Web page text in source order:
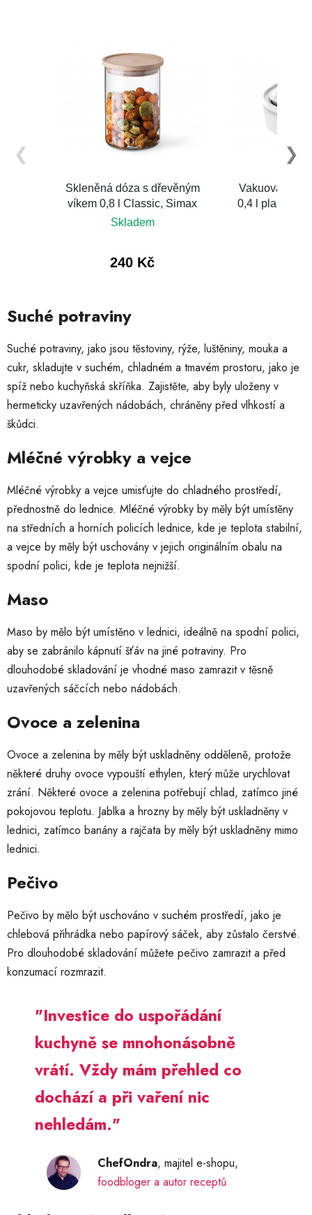
Suché potraviny
Suché potraviny, jako jsou těstoviny, rýže, luštěniny, mouka a
cukr, skladujte v suchém, chladném a tmavém prostoru, jako je
spíž nebo kuchyňská skříňka. Zajistěte, aby byly uloženy v
hermeticky uzavřených nádobách, chráněny před vlhkostí a
škůdci.
Mléčné výrobky a vejce
Mléčné výrobky a vejce umisťujte do chladného prostředí,
přednostně do lednice. Mléčné výrobky by měly být umístěny
na středních a horních policích lednice, kde je teplota stabilní,
a vejce by měly být uschovány v jejich originálním obalu na
spodní polici, kde je teplota nejnižší.
Maso
Maso by mělo být umístěno v lednici, ideálně na spodní polici,
aby se zabránilo kápnutí šťáv na jiné potraviny. Pro
dlouhodobé skladování je vhodné maso zamrazit v těsně
uzavřených sáčcích nebo nádobách.
Ovoce a zelenina
Ovoce a zelenina by měly být uskladněny odděleně, protože
některé druhy ovoce vypouští ethylen, který může urychlovat
zrání. Některé ovoce a zelenina potřebují chlad, zatímco jiné
pokojovou teplotu. Jablka a hrozny by měly být uskladněny v
lednici, zatímco banány a rajčata by měly být uskladněny mimo
lednici.
Pečivo
Pečivo by mělo být uschováno v suchém prostředí, jako je
chlebová přihrádka nebo papírový sáček, aby zůstalo čerstvé.
Pro dlouhodobé skladování můžete pečivo zamrazit a před
konzumací rozmrazit.
Investice do uspořádání
kuchyně se mnohonásobně
vrátí. Vždy mám přehled co
dochází a při vaření nic
nehledám.
ChefOndra, majitel e-shopu,
foodbloger a autor receptů